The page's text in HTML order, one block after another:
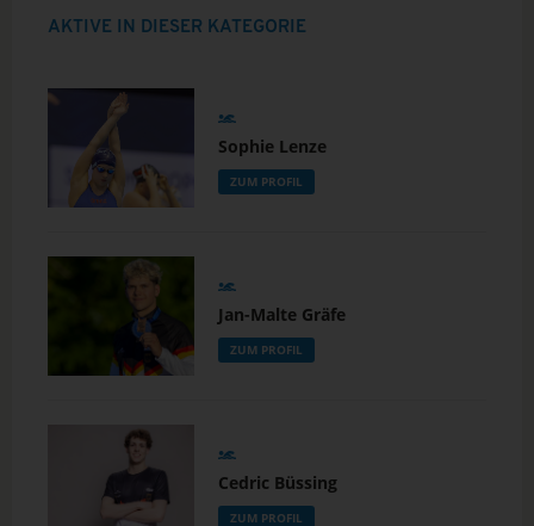
AKTIVE IN DIESER KATEGORIE
Sophie Lenze
ZUM PROFIL
Jan-Malte Gräfe
ZUM PROFIL
Cedric Büssing
ZUM PROFIL